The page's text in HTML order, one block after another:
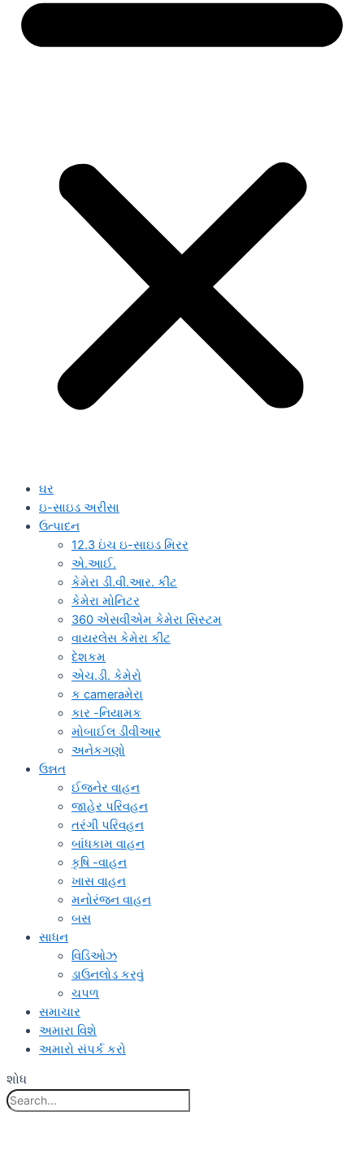
ઘર
ઇ-સાઇડ અરીસા
ઉત્પાદન
12.3 ઇંચ ઇ-સાઇડ મિરર
એ.આઈ.
કેમેરા ડી.વી.આર. કીટ
કેમેરા મોનિટર
360 એસવીએમ કેમેરા સિસ્ટમ
વાયરલેસ કેમેરા કીટ
દેશકમ
એચ.ડી. કેમેરો
ક cameraમેરા
કાર -નિયામક
મોબાઈલ ડીવીઆર
અનેકગણો
ઉન્નત
ઈજનેર વાહન
જાહેર પરિવહન
તરંગી પરિવહન
બાંધકામ વાહન
કૃષિ -વાહન
ખાસ વાહન
મનોરંજન વાહન
બસ
સાધન
વિડિઓઝ
ડાઉનલોડ કરવું
ચપળ
સમાચાર
અમારા વિશે
અમારો સંપર્ક કરો
શોધ